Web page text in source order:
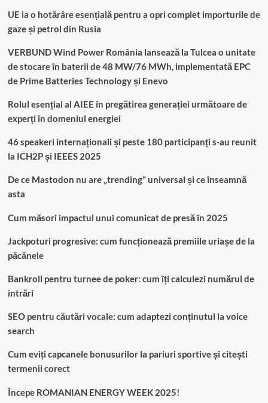
UE ia o hotărâre esențială pentru a opri complet importurile de
gaze și petrol din Rusia
VERBUND Wind Power România lansează la Tulcea o unitate
de stocare în baterii de 48 MW/76 MWh, implementată EPC
de Prime Batteries Technology și Enevo
Rolul esențial al AIEE în pregătirea generației următoare de
experți în domeniul energiei
46 speakeri internaționali și peste 180 participanți s-au reunit
la ICH2P și IEEES 2025
De ce Mastodon nu are „trending” universal și ce înseamnă
asta
Cum măsori impactul unui comunicat de presă în 2025
Jackpoturi progresive: cum funcționează premiile uriașe de la
păcănele
Bankroll pentru turnee de poker: cum îți calculezi numărul de
intrări
SEO pentru căutări vocale: cum adaptezi conținutul la voice
search
Cum eviți capcanele bonusurilor la pariuri sportive și citești
termenii corect
Începe ROMANIAN ENERGY WEEK 2025!